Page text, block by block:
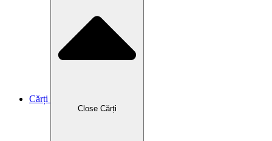
Cărți
Close Cărți